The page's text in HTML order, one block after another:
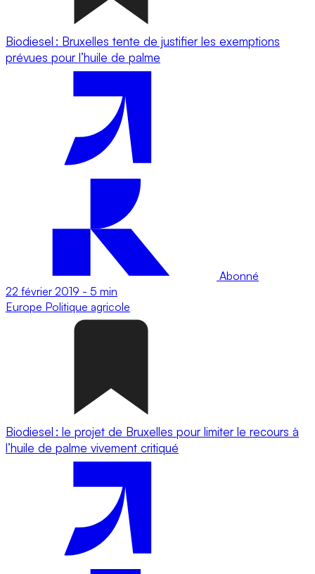
Biodiesel : Bruxelles tente de justifier les exemptions
prévues pour l’huile de palme
Abonné
22 février 2019 - 5 min
Europe Politique agricole
Biodiesel : le projet de Bruxelles pour limiter le recours à
l’huile de palme vivement critiqué